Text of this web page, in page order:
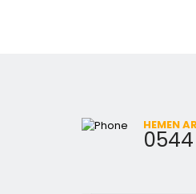
HEMEN